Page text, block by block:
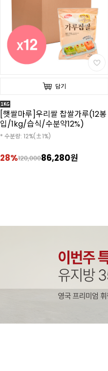
담기
[밀락]골드 휘핑크림(1L x12개)
🧊 아이스박스 추가 구매 필수
32%94,00063,600원